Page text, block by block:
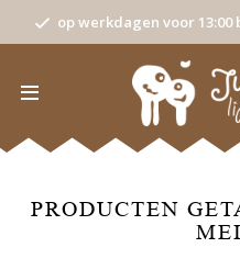
op werkdagen voor
PRODUCTEN